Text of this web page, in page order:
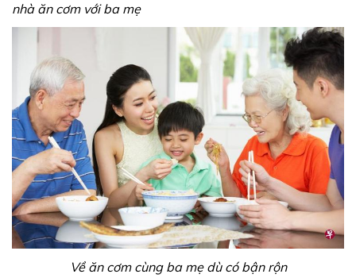
nhà ăn cơm với ba mẹ
Về ăn cơm cùng ba mẹ dù có bận rộn